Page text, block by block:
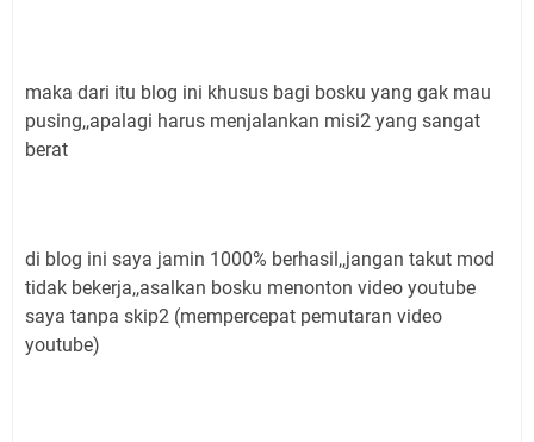
maka dari itu blog ini khusus bagi bosku yang gak mau
pusing,,apalagi harus menjalankan misi2 yang sangat
berat
di blog ini saya jamin 1000% berhasil,,jangan takut mod
tidak bekerja,,asalkan bosku menonton video youtube
saya tanpa skip2 (mempercepat pemutaran video
youtube)